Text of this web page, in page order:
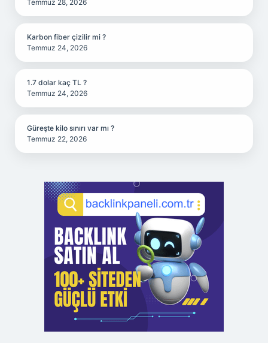
Temmuz 28, 2026
Karbon fiber çizilir mi ?
Temmuz 24, 2026
1.7 dolar kaç TL ?
Temmuz 24, 2026
Güreşte kilo sınırı var mı ?
Temmuz 22, 2026